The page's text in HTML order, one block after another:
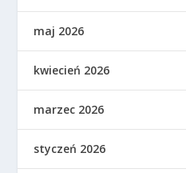
maj 2026
kwiecień 2026
marzec 2026
styczeń 2026